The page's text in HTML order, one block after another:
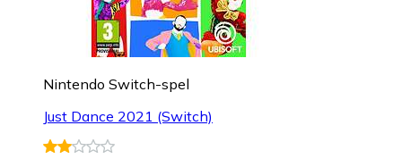
Nintendo Switch-spel
Just Dance 2021 (Switch)